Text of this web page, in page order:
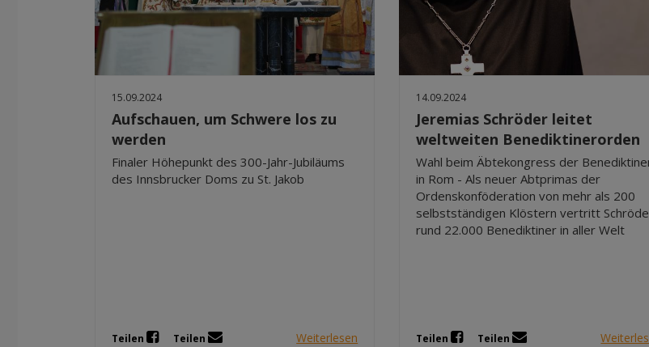
15.09.2024
Aufschauen, um Schwere los zu
werden
Finaler Höhepunkt des 300-Jahr-Jubiläums
des Innsbrucker Doms zu St. Jakob
Teilen Teilen Weiterlesen
14.09.2024
Jeremias Schröder leitet
weltweiten Benediktinerorden
Wahl beim Äbtekongress der
in Rom - Als neuer Abtprimas der
Ordenskonföderation von mehr als 200
selbstständigen Klöstern vertritt
rund 22.000 Benediktiner in aller Welt
Teilen Teilen